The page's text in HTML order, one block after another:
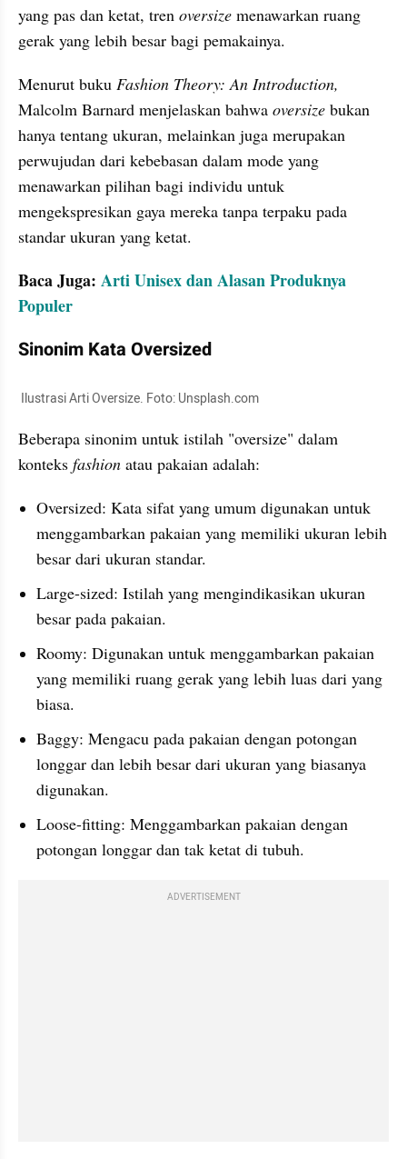
yang pas dan ketat, tren oversize menawarkan ruang
gerak yang lebih besar bagi pemakainya.
Menurut buku Fashion Theory: An Introduction,
Malcolm Barnard menjelaskan bahwa oversize bukan
hanya tentang ukuran, melainkan juga merupakan
perwujudan dari kebebasan dalam mode yang
menawarkan pilihan bagi individu untuk
mengekspresikan gaya mereka tanpa terpaku pada
standar ukuran yang ketat.
Baca Juga: Arti Unisex dan Alasan Produknya
Populer
Sinonim Kata Oversized
Ilustrasi Arti Oversize. Foto: Unsplash.com
Beberapa sinonim untuk istilah "oversize" dalam
konteks fashion atau pakaian adalah:
Oversized: Kata sifat yang umum digunakan untuk
menggambarkan pakaian yang memiliki ukuran lebih
besar dari ukuran standar.
Large-sized: Istilah yang mengindikasikan ukuran
besar pada pakaian.
Roomy: Digunakan untuk menggambarkan pakaian
yang memiliki ruang gerak yang lebih luas dari yang
biasa.
Baggy: Mengacu pada pakaian dengan potongan
longgar dan lebih besar dari ukuran yang biasanya
digunakan.
Loose-fitting: Menggambarkan pakaian dengan
potongan longgar dan tak ketat di tubuh.
ADVERTISEMENT